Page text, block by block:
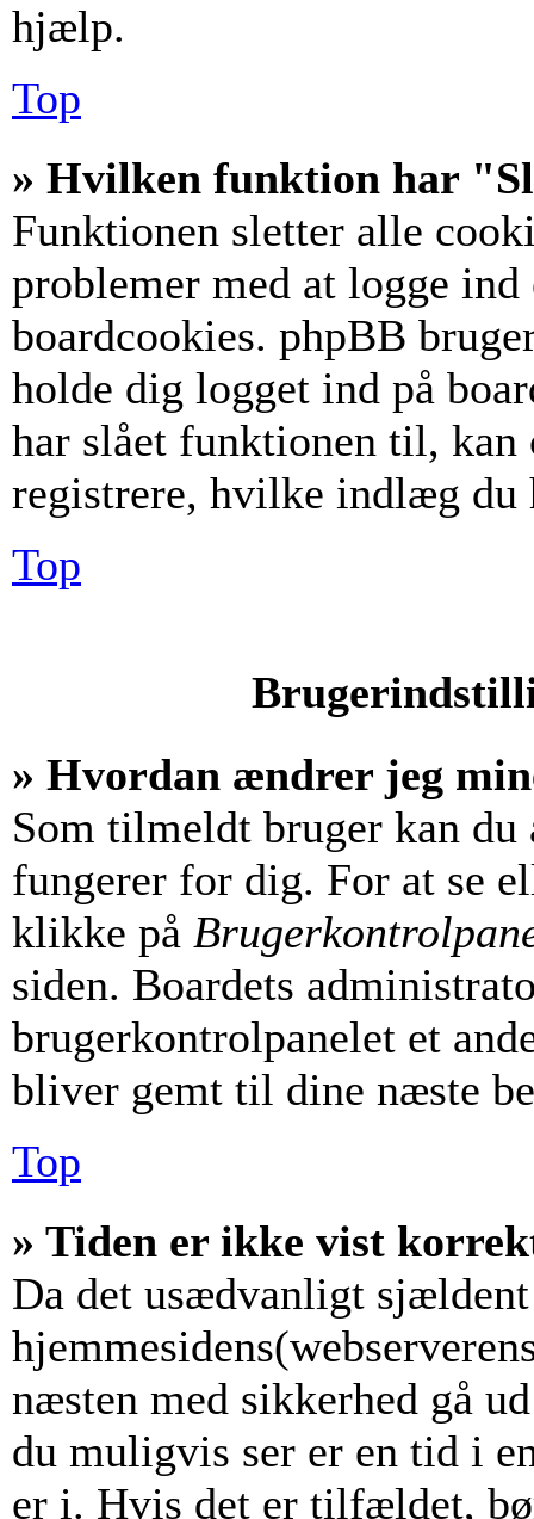
hjælp.
Top
» Hvilken funktion har
Funktionen sletter alle
problemer med at logge
boardcookies. phpBB
holde dig logget ind på
har slået funktionen til, kan
registrere, hvilke indlæg du
Top
» Hvordan ændrer jeg
Som tilmeldt bruger kan
fungerer for dig. For at se
klikke på
siden. Boardets
brugerkontrolpanelet et
bliver gemt til dine næste
Top
» Tiden er ikke vist
Da det usædvanligt
næsten med sikkerhed gå
du muligvis ser er en tid i
er i. Hvis det er tilfældet,